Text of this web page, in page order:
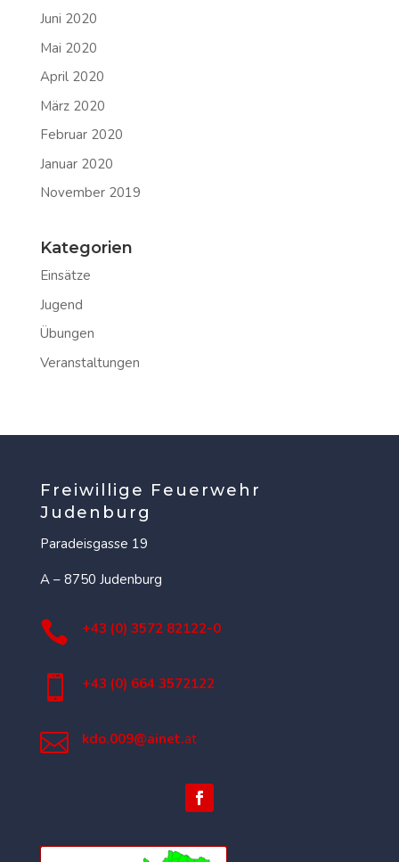
Juni 2020
Mai 2020
April 2020
März 2020
Februar 2020
Januar 2020
November 2019
Kategorien
Einsätze
Jugend
Übungen
Veranstaltungen
Freiwillige Feuerwehr
Judenburg
Paradeisgasse 19
A – 8750 Judenburg
 +43 (0) 3572 82122-0
 +43 (0) 664 3572122
 kdo.009@ainet.at